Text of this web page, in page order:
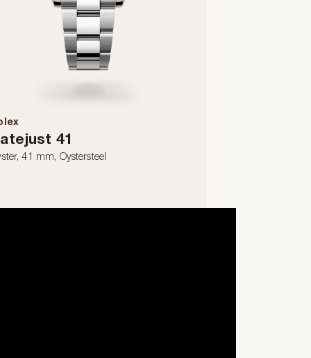
41
41 mm, Oystersteel